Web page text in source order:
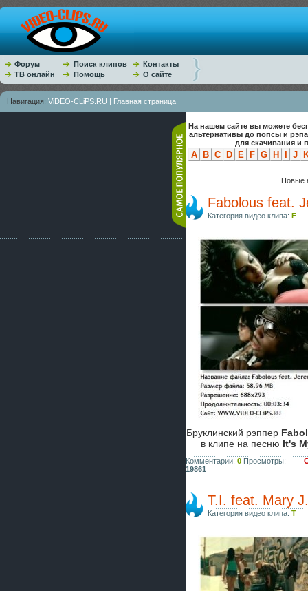
Форум Поиск клипов
Контакты
ТВ онлайн
Помощь О сайте
Навигация: ViDEO-CLiPS.RU | Главная страница
На нашем сайте вы можете
альтернативы до попсы и
для скачивания и
A B C D E F G H J
Новые
Fabolous feat.
Категория видео клипа: F
Бруклинский рэппер
в клипе на песню It's
Комментарии: 0 Просмотры:
19861
T.I. feat. Mary
Категория видео клипа: T